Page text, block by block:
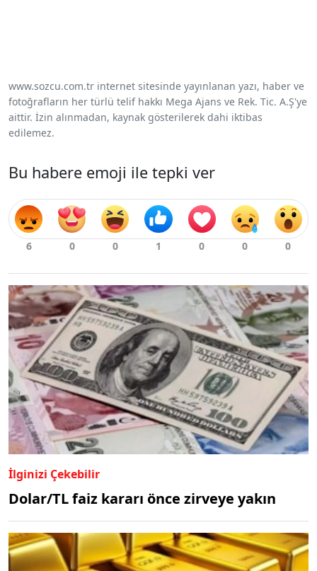
www.sozcu.com.tr internet sitesinde yayınlanan yazı, haber ve
fotoğrafların her türlü telif hakkı Mega Ajans ve Rek. Tic. A.Ş'ye
aittir. İzin alınmadan, kaynak gösterilerek dahi iktibas
edilemez.
Bu habere emoji ile tepki ver
İlginizi Çekebilir
Dolar/TL faiz kararı önce zirveye yakın